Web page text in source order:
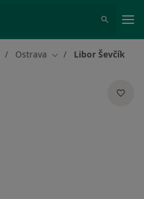
Ostrava Změna města
Libor Ševčík